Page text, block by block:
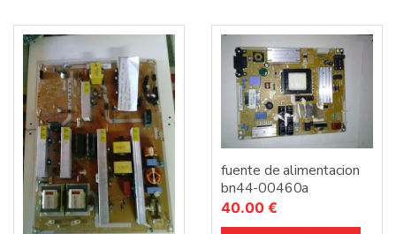
fuente de alimentacion
bn44-00460a
40.00 €